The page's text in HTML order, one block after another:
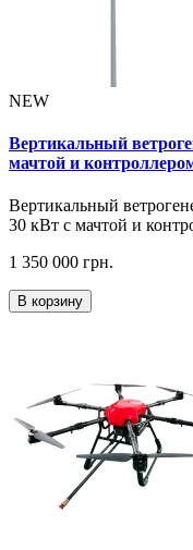
NEW
Вертикальный
мачтой и
Вертикальный
30 кВт с мачтой и
1 350 000 грн.
В корзину